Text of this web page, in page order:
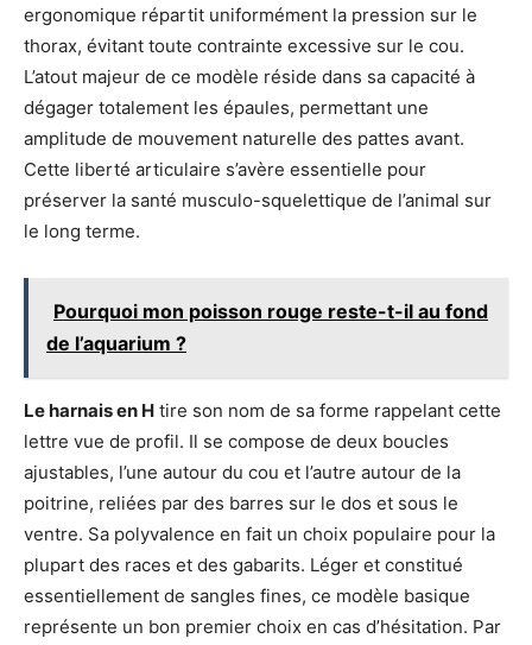
ergonomique répartit uniformément la pression sur le
thorax, évitant toute contrainte excessive sur le cou.
L’atout majeur de ce modèle réside dans sa capacité à
dégager totalement les épaules, permettant une
amplitude de mouvement naturelle des pattes avant.
Cette liberté articulaire s’avère essentielle pour
préserver la santé musculo-squelettique de l’animal sur
le long terme.
Pourquoi mon poisson rouge reste-t-il au fond
de l’aquarium ?
Le harnais en H tire son nom de sa forme rappelant cette
lettre vue de profil. Il se compose de deux boucles
ajustables, l’une autour du cou et l’autre autour de la
poitrine, reliées par des barres sur le dos et sous le
ventre. Sa polyvalence en fait un choix populaire pour la
plupart des races et des gabarits. Léger et constitué
essentiellement de sangles fines, ce modèle basique
représente un bon premier choix en cas d’hésitation. Par